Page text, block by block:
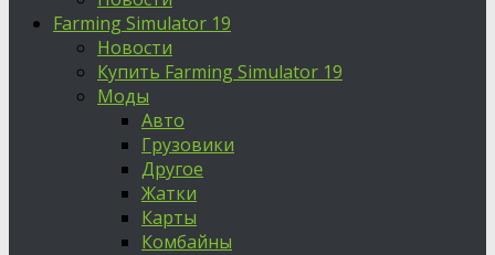
Farming Simulator 19
Новости
Купить Farming Simulator 19
Моды
Авто
Грузовики
Другое
Жатки
Карты
Комбайны